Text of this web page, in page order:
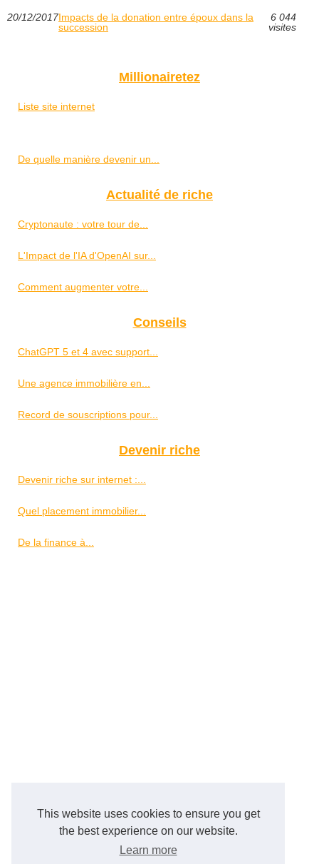
This website uses cookies to ensure you get
the best experience on our website.
Learn more
20/12/2017Impacts de la donation entre époux dans la
succession
6 044
visites
Millionairetez
Liste site internet
De quelle manière devenir un...
Actualité de riche
Cryptonaute : votre tour de...
L'Impact de l'IA d'OpenAI sur...
Comment augmenter votre...
Conseils
ChatGPT 5 et 4 avec support...
Une agence immobilière en...
Record de souscriptions pour...
Devenir riche
Devenir riche sur internet :...
Quel placement immobilier...
De la finance à...